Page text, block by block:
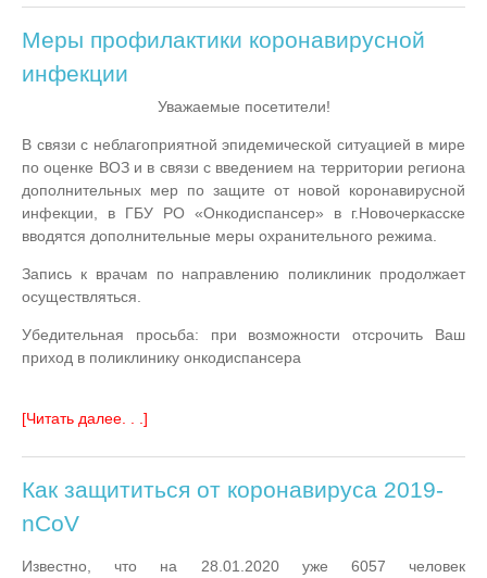
Меры профилактики коронавирусной
инфекции
Уважаемые посетители!
В связи с неблагоприятной эпидемической ситуацией в мире
по оценке ВОЗ и в связи с введением на территории региона
дополнительных мер по защите от новой коронавирусной
инфекции, в ГБУ РО «Онкодиспансер» в г.Новочеркасске
вводятся дополнительные меры охранительного режима.
Запись к врачам по направлению поликлиник продолжает
осуществляться.
Убедительная просьба: при возможности отсрочить Ваш
приход в поликлинику онкодиспансера
[Читать далее. . .]
Как защититься от коронавируса 2019-
nCoV
Известно, что на 28.01.2020 уже 6057 человек